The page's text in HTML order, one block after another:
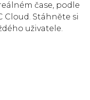
čase, podle
Cloud. Stáhněte si
uživatele.